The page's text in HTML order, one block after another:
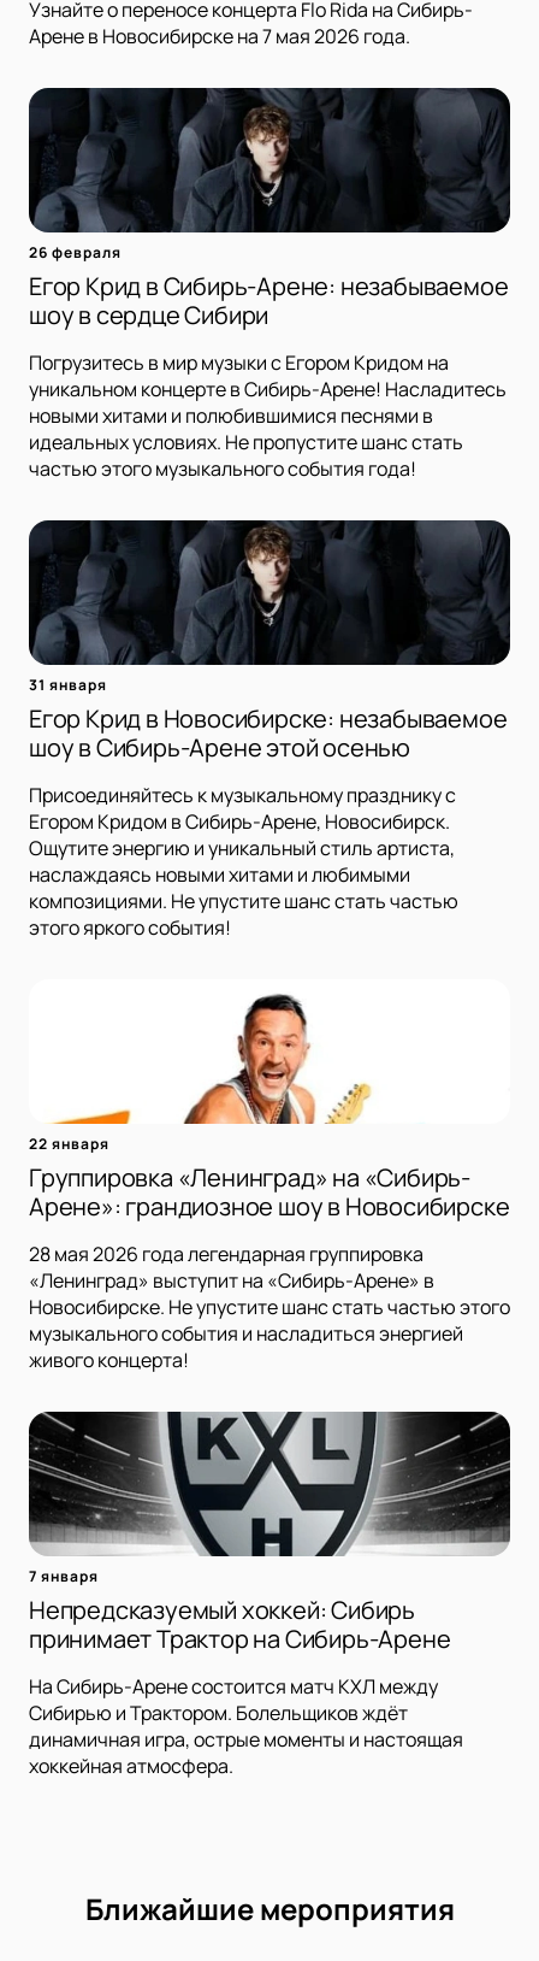
Узнайте о переносе концерта Flo Rida на Сибирь-
Арене в Новосибирске на 7 мая 2026 года.
26 февраля
Егор Крид в Сибирь-Арене: незабываемое
шоу в сердце Сибири
Погрузитесь в мир музыки с Егором Кридом на
уникальном концерте в Сибирь-Арене! Насладитесь
новыми хитами и полюбившимися песнями в
идеальных условиях. Не пропустите шанс стать
частью этого музыкального события года!
31 января
Егор Крид в Новосибирске: незабываемое
шоу в Сибирь-Арене этой осенью
Присоединяйтесь к музыкальному празднику с
Егором Кридом в Сибирь-Арене, Новосибирск.
Ощутите энергию и уникальный стиль артиста,
наслаждаясь новыми хитами и любимыми
композициями. Не упустите шанс стать частью
этого яркого события!
22 января
Группировка «Ленинград» на «Сибирь-
Арене»: грандиозное шоу в Новосибирске
28 мая 2026 года легендарная группировка
«Ленинград» выступит на «Сибирь-Арене» в
Новосибирске. Не упустите шанс стать частью этого
музыкального события и насладиться энергией
живого концерта!
7 января
Непредсказуемый хоккей: Сибирь
принимает Трактор на Сибирь-Арене
На Сибирь-Арене состоится матч КХЛ между
Сибирью и Трактором. Болельщиков ждёт
динамичная игра, острые моменты и настоящая
хоккейная атмосфера.
Ближайшие мероприятия